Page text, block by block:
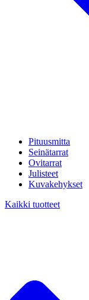
Pituusmitta
Seinätarrat
Ovitarrat
Julisteet
Kuvakehykset
Kaikki tuotteet